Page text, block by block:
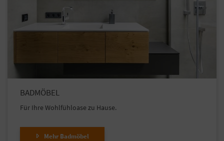
BADMÖBEL
Für Ihre Wohlfühloase zu Hause.
Mehr Badmöbel